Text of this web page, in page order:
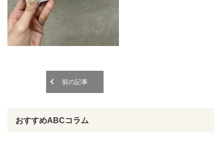
前の記事
おすすめABCコラム